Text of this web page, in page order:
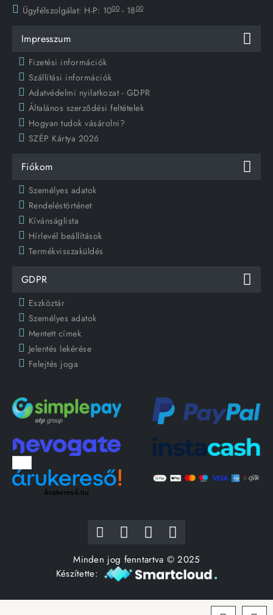
Ügyfélszolgálat: H-P: 1000 - 1800
Impresszum
Fizetési információk
Szállítási információk
Adatvédelmi nyilatkozat - GDPR
Általános szerződési feltételek
Hogyan tudok vásárolni?
SZÉP Kártya 2026
Fiókom
Személyes adatok
Rendeléstörténet
Kívánságlista
Hírlevél beállítások
Termékvisszaküldés
GDPR
Eszköztár
Személyes adatok
Mentett címek
Jelentés lekérése
Felejtés joga
Árukereső.hu
Minden jog fenntartva © 2025
Készítette: